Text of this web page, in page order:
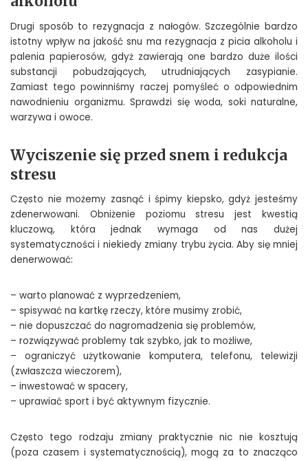
Drugi sposób to rezygnacja z nałogów. Szczególnie bardzo
istotny wpływ na jakość snu ma rezygnacja z picia alkoholu i
palenia papierosów, gdyż zawierają one bardzo duże ilości
substancji pobudzających, utrudniających zasypianie.
Zamiast tego powinniśmy raczej pomyśleć o odpowiednim
nawodnieniu organizmu. Sprawdzi się woda, soki naturalne,
warzywa i owoce.
Wyciszenie się przed snem i redukcja
stresu
Często nie możemy zasnąć i śpimy kiepsko, gdyż jesteśmy
zdenerwowani. Obniżenie poziomu stresu jest kwestią
kluczową, która jednak wymaga od nas dużej
systematyczności i niekiedy zmiany trybu życia. Aby się mniej
denerwować:
– warto planować z wyprzedzeniem,
– spisywać na kartkę rzeczy, które musimy zrobić,
– nie dopuszczać do nagromadzenia się problemów,
– rozwiązywać problemy tak szybko, jak to możliwe,
– ograniczyć użytkowanie komputera, telefonu, telewizji
(zwłaszcza wieczorem),
– inwestować w spacery,
– uprawiać sport i być aktywnym fizycznie.
Często tego rodzaju zmiany praktycznie nic nie kosztują
(poza czasem i systematycznością), mogą za to znacząco